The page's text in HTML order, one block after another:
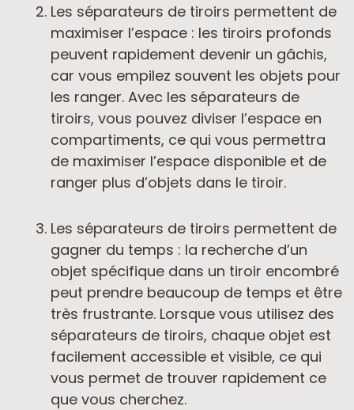
Les séparateurs de tiroirs permettent de
maximiser l’espace : les tiroirs profonds
peuvent rapidement devenir un gâchis,
car vous empilez souvent les objets pour
les ranger. Avec les séparateurs de
tiroirs, vous pouvez diviser l’espace en
compartiments, ce qui vous permettra
de maximiser l’espace disponible et de
ranger plus d’objets dans le tiroir.
Les séparateurs de tiroirs permettent de
gagner du temps : la recherche d’un
objet spécifique dans un tiroir encombré
peut prendre beaucoup de temps et être
très frustrante. Lorsque vous utilisez des
séparateurs de tiroirs, chaque objet est
facilement accessible et visible, ce qui
vous permet de trouver rapidement ce
que vous cherchez.